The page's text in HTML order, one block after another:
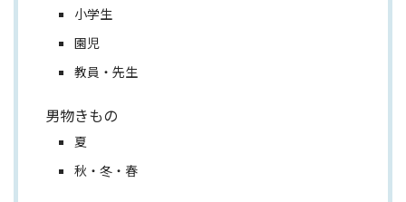
小学生
園児
教員・先生
男物きもの
夏
秋・冬・春